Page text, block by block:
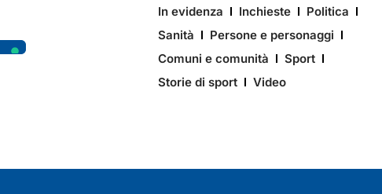
In evidenza
Inchieste
Politica
Sanità
Persone e personaggi
Comuni e comunità
Sport
Storie di sport
Video